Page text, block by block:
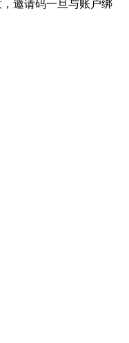
邀请码一旦与账户绑